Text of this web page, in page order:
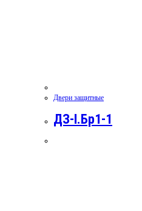
Двери защитные
ДЗ-I.Бр1-1